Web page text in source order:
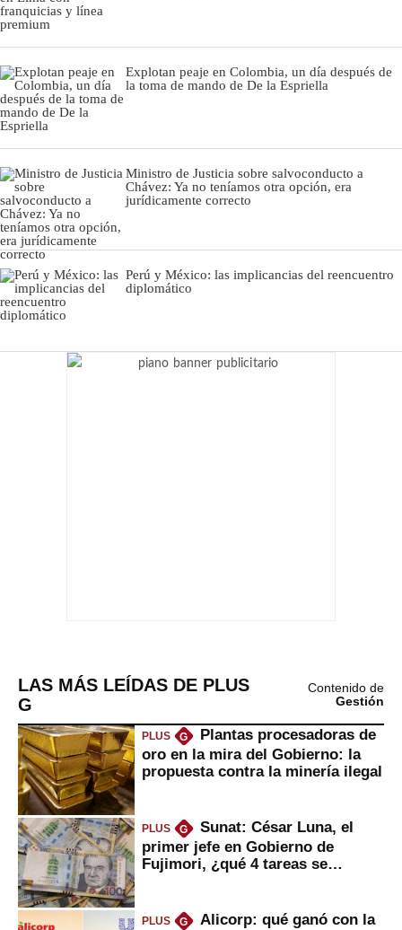
Explotan peaje en Colombia, un día después de
la toma de mando de De la Espriella
Ministro de Justicia sobre salvoconducto a
Chávez: Ya no teníamos otra opción, era
jurídicamente correcto
Perú y México: las implicancias del reencuentro
diplomático
LAS MÁS LEÍDAS DE PLUS
G
Contenido de
Gestión
PLUS G
Plantas procesadoras de
oro en la mira del Gobierno: la
propuesta contra la minería ilegal
PLUS G
Sunat: César Luna, el
primer jefe en Gobierno de
Fujimori, ¿qué 4 tareas se
PLUS G
Alicorp: qué ganó con la